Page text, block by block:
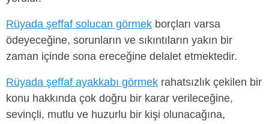
Rüyada şeffaf solucan görmek borçları varsa
ödeyeceğine, sorunların ve sıkıntıların yakın bir
zaman içinde sona ereceğine delalet etmektedir.
Rüyada şeffaf ayakkabı görmek rahatsızlık çekilen bir
konu hakkında çok doğru bir karar verileceğine,
sevinçli, mutlu ve huzurlu bir kişi olunacağına,